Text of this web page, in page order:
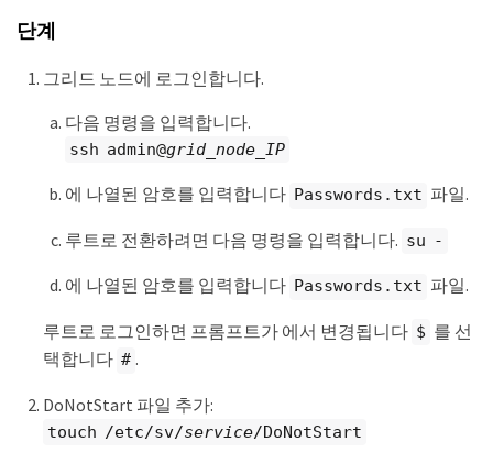
단계
그리드 노드에 로그인합니다.
다음 명령을 입력합니다.
ssh admin@grid_node_IP
에 나열된 암호를 입력합니다 Passwords.txt 파일.
루트로 전환하려면 다음 명령을 입력합니다. su -
에 나열된 암호를 입력합니다 Passwords.txt 파일.
루트로 로그인하면 프롬프트가 에서 변경됩니다 $ 를 선
택합니다 # .
DoNotStart 파일 추가:
touch /etc/sv/service/DoNotStart